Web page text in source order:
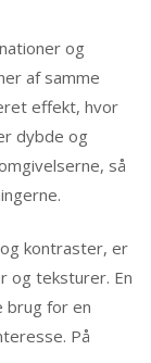
og
af samme
effekt, hvor
dybde og
så
kontraster, er
og teksturer. En
brug for en
På